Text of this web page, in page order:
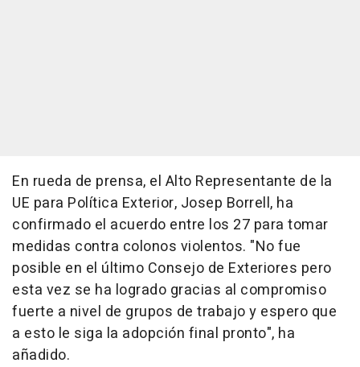
En rueda de prensa, el Alto Representante de la
UE para Política Exterior, Josep Borrell, ha
confirmado el acuerdo entre los 27 para tomar
medidas contra colonos violentos. "No fue
posible en el último Consejo de Exteriores pero
esta vez se ha logrado gracias al compromiso
fuerte a nivel de grupos de trabajo y espero que
a esto le siga la adopción final pronto", ha
añadido.